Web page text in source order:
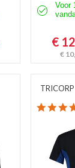
Voor
€
€
TRICORP